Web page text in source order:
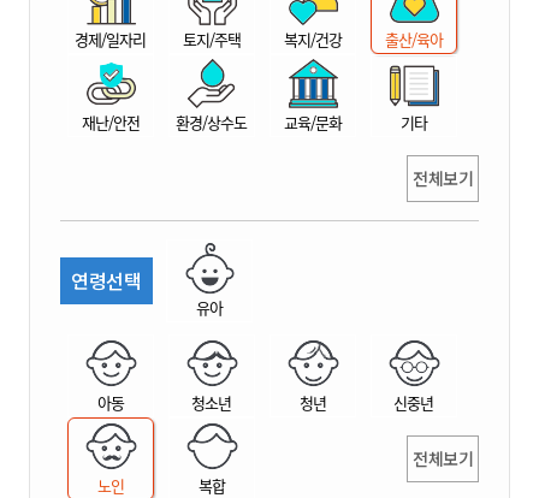
산
경제/일자리 토지/주택 복지/건강 출산/육아
재난/안전 환경/상수도 교육/문화 기타
전체보기
연령선택
유아
아동 청소년 청년 신중년
노인 복합
전체보기